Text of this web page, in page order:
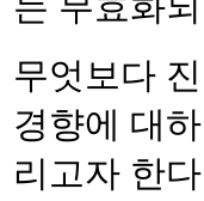
무엇보다
경향에 대
리고자 한